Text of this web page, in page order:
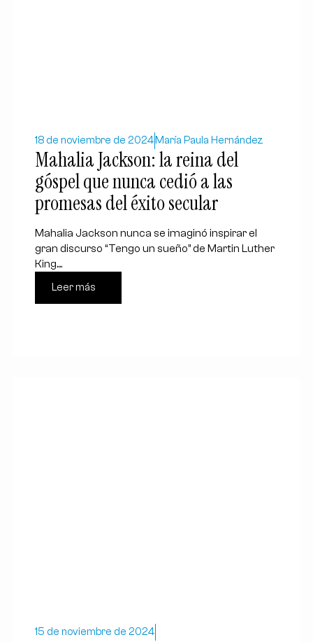
18 de noviembre de 2024 María Paula Hernández
Mahalia Jackson: la reina del
góspel que nunca cedió a las
promesas del éxito secular
Mahalia Jackson nunca se imaginó inspirar el
gran discurso “Tengo un sueño” de Martin Luther
King....
Leer más
15 de noviembre de 2024